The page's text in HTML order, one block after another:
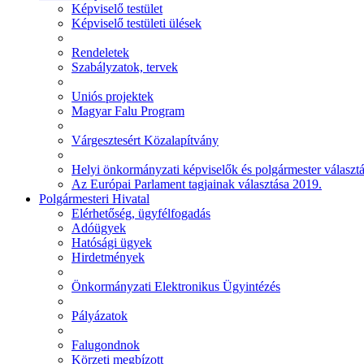
Képviselő testület
Képviselő testületi ülések
Rendeletek
Szabályzatok, tervek
Uniós projektek
Magyar Falu Program
Várgesztesért Közalapítvány
Helyi önkormányzati képviselők és polgármester
Az Európai Parlament tagjainak választása 2019.
Polgármesteri Hivatal
Elérhetőség, ügyfélfogadás
Adóügyek
Hatósági ügyek
Hirdetmények
Önkormányzati Elektronikus Ügyintézés
Pályázatok
Falugondnok
Körzeti megbízott